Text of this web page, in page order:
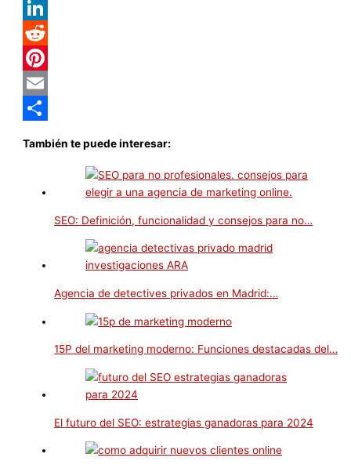
Twitter
LinkedIn
Reddit
Pinterest
Email
También te puede interesar:
SEO: Definición, funcionalidad y consejos para no…
Agencia de detectives privados en Madrid:…
15P del marketing moderno: Funciones destacadas del…
El futuro del SEO: estrategias ganadoras para 2024